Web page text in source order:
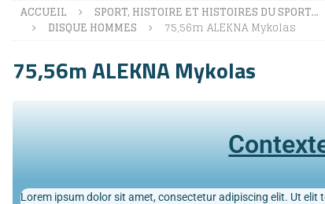
ACCUEIL SPORT, HISTOIRE ET HISTOIRES DU SPORT…
DISQUE HOMMES
75,56m ALEKNA Mykolas
75,56m ALEKNA Mykolas
Lorem ipsum dolor sit amet, consectetur adipiscing elit. Ut elit